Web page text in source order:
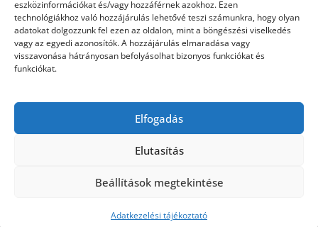
eszközinformációkat és/vagy hozzáférnek azokhoz. Ezen
technológiákhoz való hozzájárulás lehetővé teszi számunkra, hogy olyan
adatokat dolgozzunk fel ezen az oldalon, mint a böngészési viselkedés
vagy az egyedi azonosítók. A hozzájárulás elmaradása vagy
visszavonása hátrányosan befolyásolhat bizonyos funkciókat és
funkciókat.
Elfogadás
Elutasítás
Beállítások megtekintése
Adatkezelési tájékoztató
Akciós külföldi nyaralás 2026-ban előfoglalással: mit
ellenőrizz az ár mellett?
A Kassai Irodaház modern munkakörnyezetet biztosít
Theme